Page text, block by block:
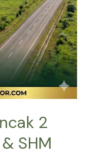
2
SHM